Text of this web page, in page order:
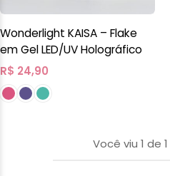
Wonderlight KAISA – Flake
em Gel LED/UV Holográfico
R$ 24,90
Você viu 1 de 1